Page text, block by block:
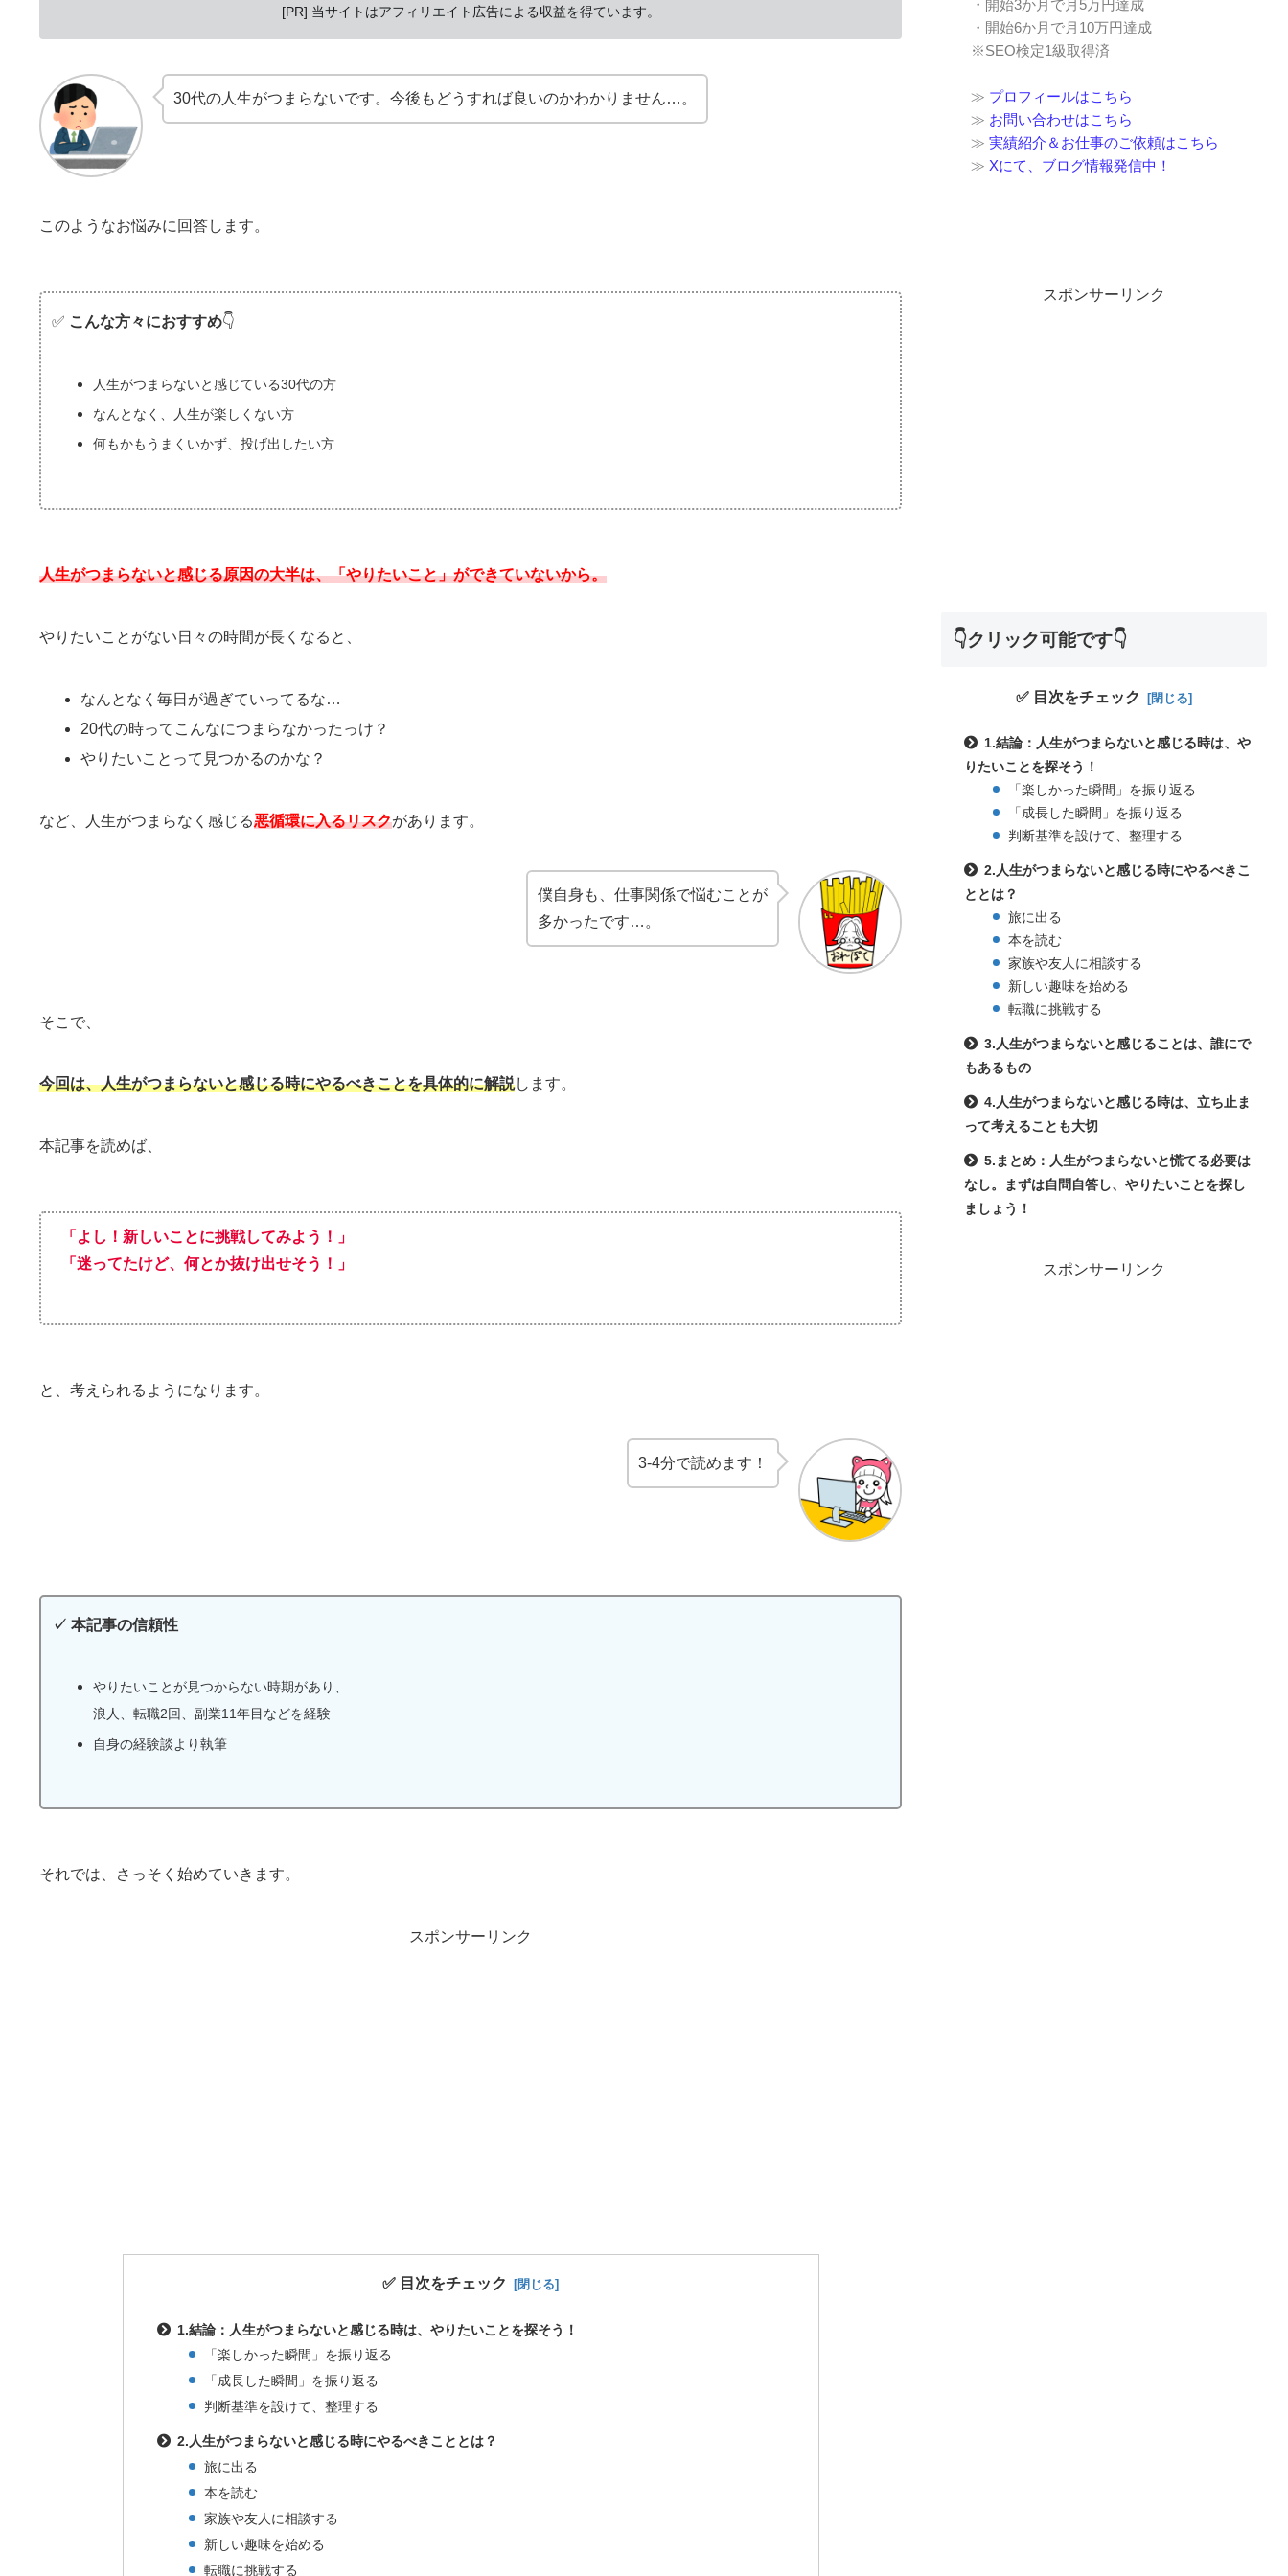
[PR] 当サイトはアフィリエイト広告による収益を得ています。
30代の人生がつまらないです。今後もどうすれば良いのかわかりません…。
このようなお悩みに回答します。
✅ こんな方々におすすめ👇
人生がつまらないと感じている30代の方
なんとなく、人生が楽しくない方
何もかもうまくいかず、投げ出したい方
人生がつまらないと感じる原因の大半は、「やりたいこと」ができていないから。
やりたいことがない日々の時間が長くなると、
なんとなく毎日が過ぎていってるな…
20代の時ってこんなにつまらなかったっけ？
やりたいことって見つかるのかな？
など、人生がつまらなく感じる悪循環に入るリスクがあります。
僕自身も、仕事関係で悩むことが
多かったです…。
そこで、
今回は、人生がつまらないと感じる時にやるべきことを具体的に解説します。
本記事を読めば、
「よし！新しいことに挑戦してみよう！
」
「迷ってたけど、何とか抜け出せそう！」
と、考えられるようになります。
3-4分で読めます！
✓ 本記事の信頼性
やりたいことが見つからない時期があり、
浪人、転職2回、副業11年目などを経験
自身の経験談より執筆
それでは、さっそく始めていきます。
スポンサーリンク
✅ 目次をチェック
1.結論：人生がつまらないと感じる時は、やりたいことを探そう！
「楽しかった瞬間」を振り返る
「成長した瞬間」を振り返る
判断基準を設けて、整理する
2.人生がつまらないと感じる時にやるべきこととは？
旅に出る
本を読む
家族や友人に相談する
新しい趣味を始める
転職に挑戦する
・開始3か月で月5万円達成
・開始6か月で月10万円達成
※SEO検定1級取得済
≫ プロフィールはこちら
≫ お問い合わせはこちら
≫ 実績紹介＆お仕事のご依頼はこちら
≫ Xにて、ブログ情報発信中！
スポンサーリンク
👇クリック可能です👇
✅ 目次をチェック
1.結論：人生がつまらないと感じる時は、や
りたいことを探そう！
「楽しかった瞬間」を振り返る
「成長した瞬間」を振り返る
判断基準を設けて、整理する
2.人生がつまらないと感じる時にやるべきこ
ととは？
旅に出る
本を読む
家族や友人に相談する
新しい趣味を始める
転職に挑戦する
3.人生がつまらないと感じることは、誰にで
もあるもの
4.人生がつまらないと感じる時は、立ち止ま
って考えることも大切
5.まとめ：人生がつまらないと慌てる必要は
なし。まずは自問自答し、やりたいことを探し
ましょう！
スポンサーリンク